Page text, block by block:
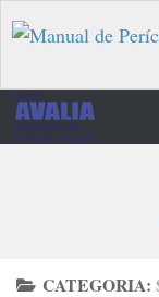
Skip to content
CATEGORIA: